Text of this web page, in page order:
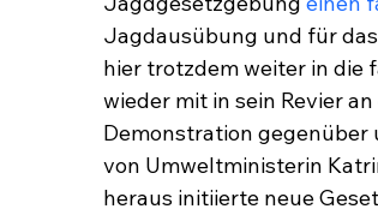
Jagdausübung und für
hier trotzdem weiter in die
wieder mit in sein Revier
Demonstration gegenüber
von Umweltministerin
heraus initiierte neue